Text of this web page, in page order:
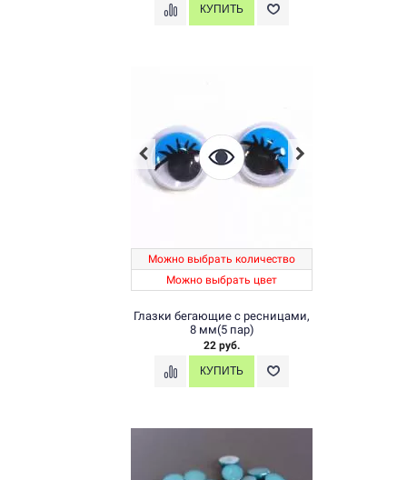
Можно выбрать количество
Можно выбрать цвет
Глазки бегающие с ресницами,
8 мм(5 пар)
22 руб.